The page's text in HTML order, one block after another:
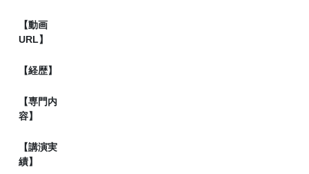
【動画
URL】
【経歴】
【専門内
容】
【講演実
績】